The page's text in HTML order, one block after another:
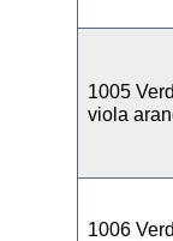
1005
viola
1006